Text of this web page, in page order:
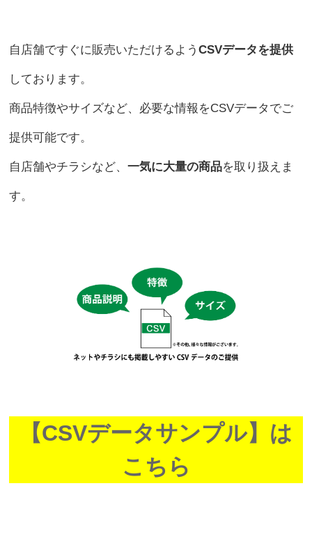
自店舗ですぐに販売いただけるよう CSVデータを提供
しております。
商品特徴やサイズなど、必要な情報をCSVデータでご
提供可能です。
自店舗やチラシなど、 一気に大量の商品を取り扱えま
す。
【CSVデータサンプル】は
こちら